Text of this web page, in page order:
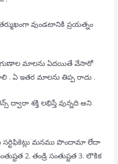
వుండటానికి ప్రయత్నం
గుణాల మాలను ఏదయితే వేసారో
. ఏ ఇతర మాలను తిప్ప రాదు .
ద్వారా శక్తి లభిస్తే వున్నది అని
మనము పొందామా లేదా
2. తండ్రి సంతుష్టత 3. లౌకిక